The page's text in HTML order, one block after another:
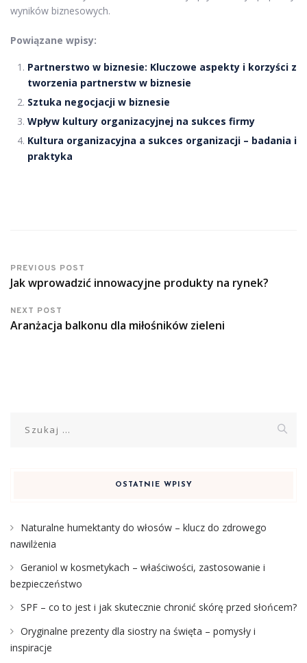
wyników biznesowych.
Powiązane wpisy:
Partnerstwo w biznesie: Kluczowe aspekty i korzyści z
tworzenia partnerstw w biznesie
Sztuka negocjacji w biznesie
Wpływ kultury organizacyjnej na sukces firmy
Kultura organizacyjna a sukces organizacji – badania i
praktyka
PREVIOUS POST
Jak wprowadzić innowacyjne produkty na rynek?
NEXT POST
Aranżacja balkonu dla miłośników zieleni
OSTATNIE WPISY
Naturalne humektanty do włosów – klucz do zdrowego
nawilżenia
Geraniol w kosmetykach – właściwości, zastosowanie i
bezpieczeństwo
SPF – co to jest i jak skutecznie chronić skórę przed słońcem?
Oryginalne prezenty dla siostry na święta – pomysły i
inspiracje